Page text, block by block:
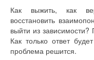
Как выжить, как
восстановить
выйти из зависимости?
Как только ответ
проблема решится.